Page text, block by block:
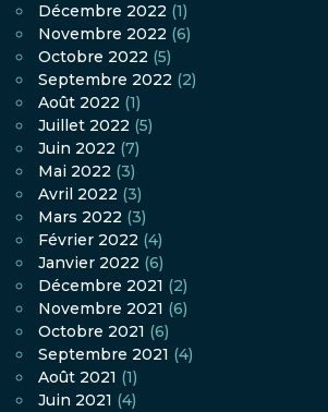
Décembre 2022 (1)
Novembre 2022 (6)
Octobre 2022 (5)
Septembre 2022 (2)
Août 2022 (1)
Juillet 2022 (5)
Juin 2022 (7)
Mai 2022 (3)
Avril 2022 (3)
Mars 2022 (3)
Février 2022 (4)
Janvier 2022 (6)
Décembre 2021 (2)
Novembre 2021 (6)
Octobre 2021 (6)
Septembre 2021 (4)
Août 2021 (1)
Juin 2021 (4)